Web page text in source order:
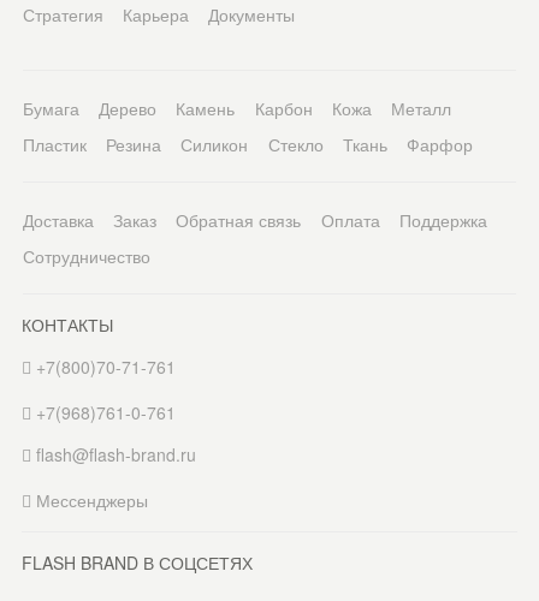
Стратегия Карьера Документы
Бумага Дерево Камень Карбон Кожа
Металл
Пластик
Резина Силикон Стекло Ткань Фарфор
Доставка Заказ Обратная связь Оплата
Поддержка
Сотрудничество
КОНТАКТЫ
+7(800)70-71-761
+7(968)761-0-761
flash@flash-brand.ru
Мессенджеры
FLASH BRAND В СОЦСЕТЯХ